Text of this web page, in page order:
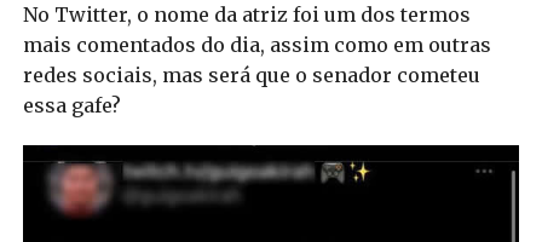
No Twitter, o nome da atriz foi um dos termos
mais comentados do dia, assim como em outras
redes sociais, mas será que o senador cometeu
essa gafe?